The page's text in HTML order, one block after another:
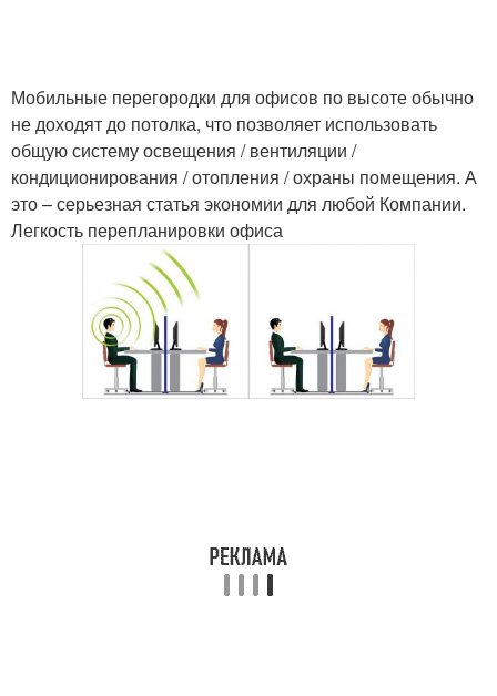
Мобильные перегородки для офисов по высоте обычно
не доходят до потолка, что позволяет использовать
общую систему освещения / вентиляции /
кондиционирования / отопления / охраны помещения. А
это – серьезная статья экономии для любой Компании.
Легкость перепланировки офиса